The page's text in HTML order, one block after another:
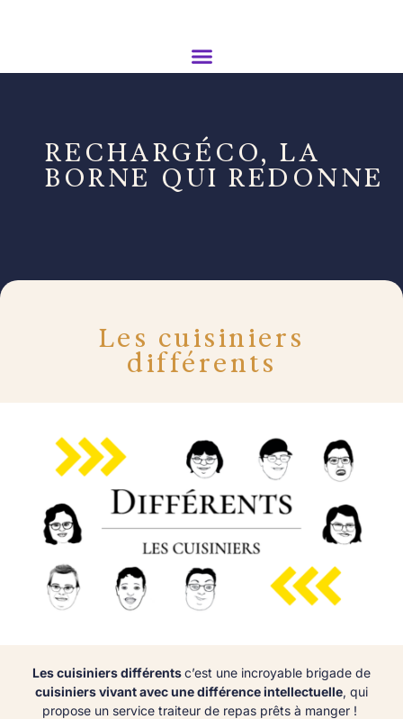
RECHARGÉCO, LA
BORNE QUI REDONNE
Les cuisiniers
différents
Les cuisiniers différentsc’est une incroyable brigade de
cuisiniers vivant avec une différence intellectuelle, qui
propose un service traiteur de repas prêts à manger !